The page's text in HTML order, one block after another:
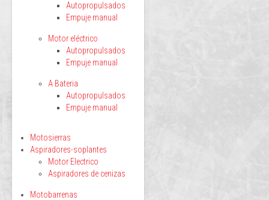
Autopropulsados
Empuje manual
Motor eléctrico
Autopropulsados
Empuje manual
A Bateria
Autopropulsados
Empuje manual
Motosierras
Aspiradores-soplantes
Motor Electrico
Aspiradores de cenizas
Motobarrenas